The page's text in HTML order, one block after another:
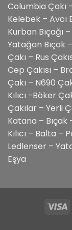
Columbia Çakı
Kelebek – Avcı
Kurban Bıçağı
Yatağan Bıçak
Çakı – Rus
Cep Çakısı –
Çakı – N690
Kılıcı -Böker
Çakılar – Yerli
Katana – Bıçak
Kılıcı – Balta –
Ledlenser –
Eşya